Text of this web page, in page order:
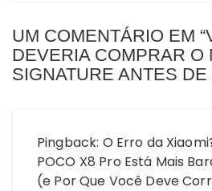
UM COMENTÁRIO EM “
DEVERIA COMPRAR O
SIGNATURE ANTES
Pingback: O Erro da
POCO X8 Pro Está Mais
(e Por Que Você Deve